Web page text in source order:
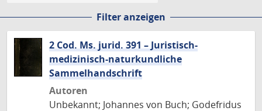
Filter anzeigen
2 Cod. Ms. jurid. 391 – Juristisch-
medizinisch-naturkundliche
Sammelhandschrift
Autoren
Unbekannt; Johannes von Buch; Godefridus